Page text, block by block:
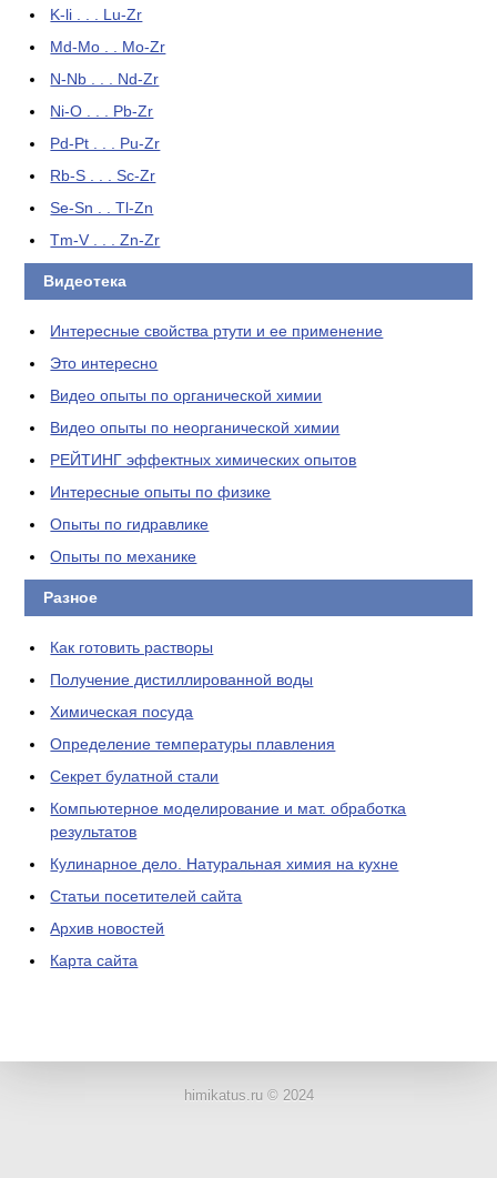
K-li . . . Lu-Zr
Md-Mo . . Mo-Zr
N-Nb . . . Nd-Zr
Ni-O . . . Pb-Zr
Pd-Pt . . . Pu-Zr
Rb-S . . . Sc-Zr
Se-Sn . . Tl-Zn
Tm-V . . . Zn-Zr
Видеотека
Интересные свойства ртути и ее применение
Это интересно
Видео опыты по органической химии
Видео опыты по неорганической химии
РЕЙТИНГ эффектных химических опытов
Интересные опыты по физике
Опыты по гидравлике
Опыты по механике
Разное
Как готовить растворы
Получение дистиллированной воды
Химическая посуда
Определение температуры плавления
Секрет булатной стали
Компьютерное моделирование и мат. обработка
результатов
Кулинарное дело. Натуральная химия на кухне
Статьи посетителей сайта
Архив новостей
Карта сайта
himikatus.ru © 2024